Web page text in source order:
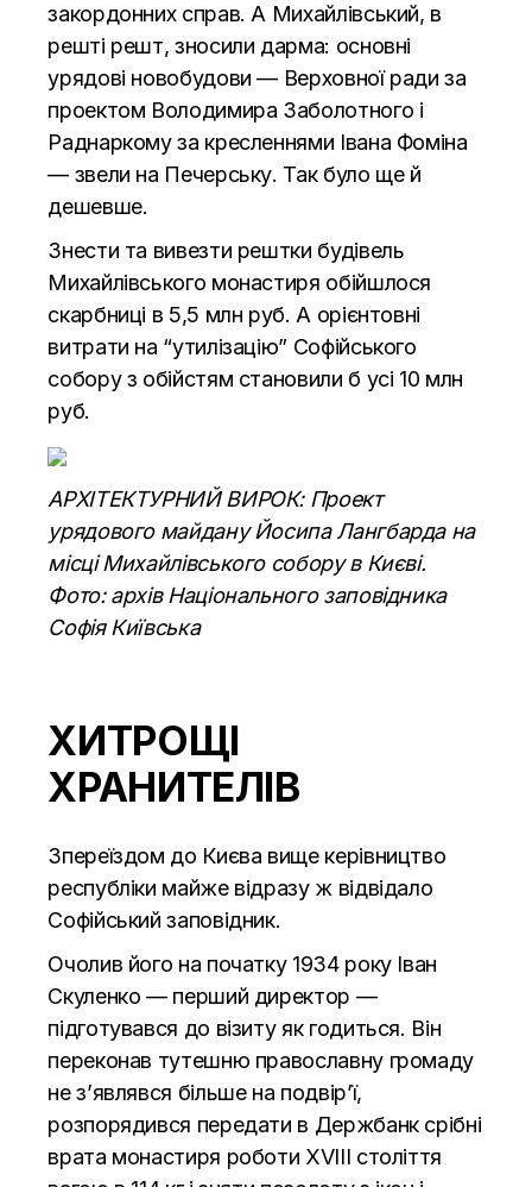
закордонних справ. А Михайлівський, в
решті решт, зносили дарма: основні
урядові новобудови — Верховної ради за
проектом Володимира Заболотного і
Раднаркому за кресленнями Івана Фоміна
— звели на Печерську. Так було ще й
дешевше.
Знести та вивезти рештки будівель
Михайлівського монастиря обійшлося
скарбниці в 5,5 млн руб. А орієнтовні
витрати на “утилізацію” Софійського
собору з обійстям становили б усі 10 млн
руб.
АРХІТЕКТУРНИЙ ВИРОК: Проект
урядового майдану Йосипа Лангбарда на
місці Михайлівського собору в Києві.
Фото: архів Національного заповідника
Софія Київська
ХИТРОЩІ
ХРАНИТЕЛІВ
Зпереїздом до Києва вище керівництво
республіки майже відразу ж відвідало
Софійський заповідник.
Очолив його на початку 1934 року Іван
Скуленко — перший директор —
підготувався до візиту як годиться. Він
переконав тутешню православну громаду
не з’являвся більше на подвір’ї,
розпорядився передати в Держбанк срібні
врата монастиря роботи XVIII століття